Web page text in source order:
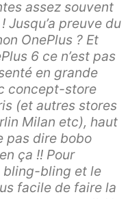
assez souvent
Jusqu’a preuve du
OnePlus ? Et
6 ce n’est pas
en grande
concept-store
(et autres stores
Milan etc), haut
pas dire bobo
ça !! Pour
bling-bling et le
facile de faire la